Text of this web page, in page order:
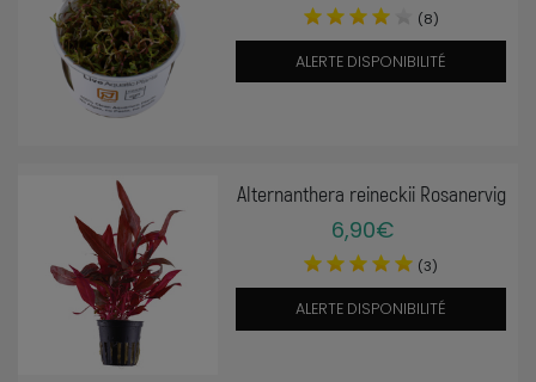
(8)
ALERTE DISPONIBILITÉ
Alternanthera reineckii Rosanervig
6,90€
(3)
ALERTE DISPONIBILITÉ